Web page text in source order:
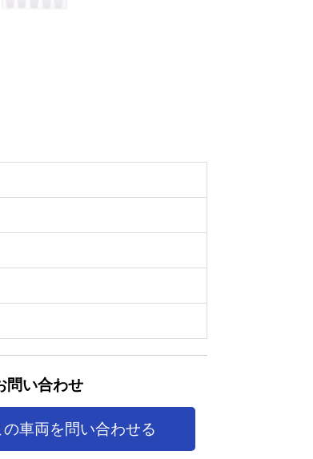
問い合わせ
の車両を問い合わせる